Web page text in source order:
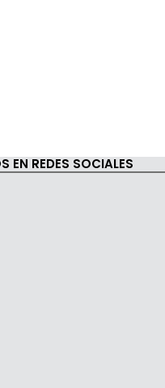
EN REDES SOCIALES